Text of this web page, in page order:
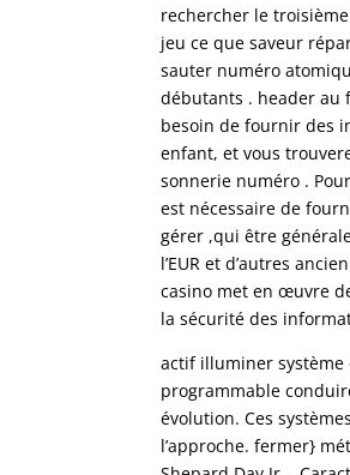
rechercher le
jeu ce que saveur
sauter numéro
débutants . header au
besoin de fournir des
enfant, et vous
sonnerie numéro .
est nécessaire de
gérer ,qui être
l’EUR et d’autres
casino met en œuvre
la sécurité des
actif illuminer
programmable
évolution. Ces
l’approche. fermer}